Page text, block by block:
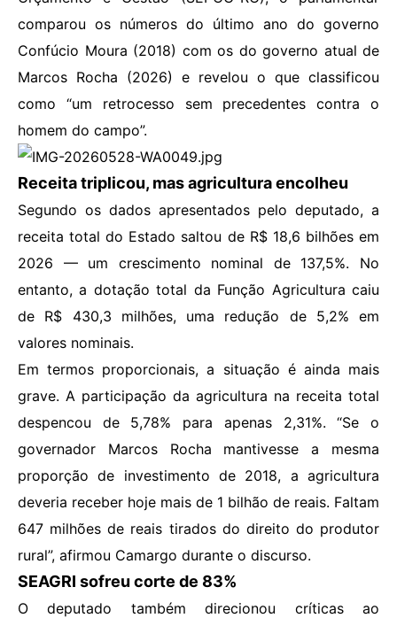
comparou os números do último ano do governo
Confúcio Moura (2018) com os do governo atual de
Marcos Rocha (2026) e revelou o que classificou
como “um retrocesso sem precedentes contra o
homem do campo”.
Receita triplicou, mas agricultura encolheu
Segundo os dados apresentados pelo deputado, a
receita total do Estado saltou de R$ 18,6 bilhões em
2026 — um crescimento nominal de 137,5%. No
entanto, a dotação total da Função Agricultura caiu
de R$ 430,3 milhões, uma redução de 5,2% em
valores nominais.
Em termos proporcionais, a situação é ainda mais
grave. A participação da agricultura na receita total
despencou de 5,78% para apenas 2,31%. “Se o
governador Marcos Rocha mantivesse a mesma
proporção de investimento de 2018, a agricultura
deveria receber hoje mais de 1 bilhão de reais. Faltam
647 milhões de reais tirados do direito do produtor
rural”, afirmou Camargo durante o discurso.
SEAGRI sofreu corte de 83%
O deputado também direcionou críticas ao